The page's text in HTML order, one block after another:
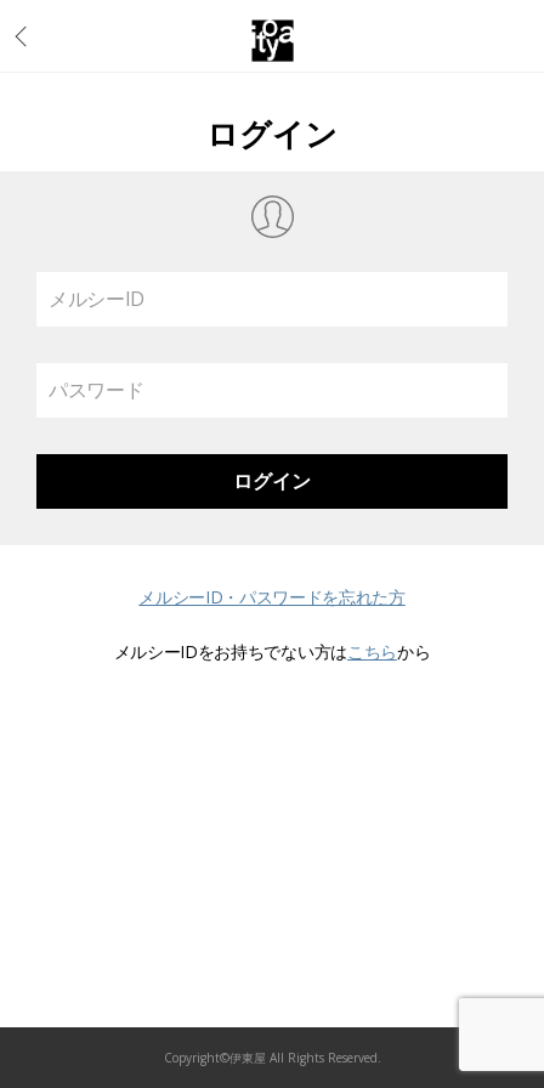
ログイン
メルシーID
パスワード
メルシーID・パスワードを忘れた方
メルシーIDをお持ちでない方はこちらから
Copyright©伊東屋 All Rights Reserved.